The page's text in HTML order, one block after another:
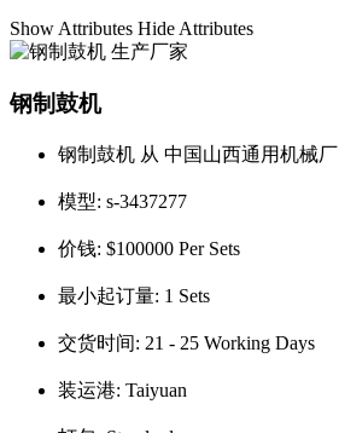
Show Attributes Hide Attributes
钢制鼓机
钢制鼓机 从 中国山西通用机械厂
模型: s-3437277
价钱: $100000 Per Sets
最小起订量: 1 Sets
交货时间: 21 - 25 Working Days
装运港: Taiyuan